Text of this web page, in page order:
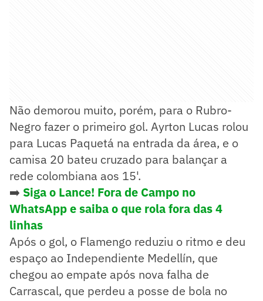
Não demorou muito, porém, para o Rubro-
Negro fazer o primeiro gol. Ayrton Lucas rolou
para Lucas Paquetá na entrada da área, e o
camisa 20 bateu cruzado para balançar a
rede colombiana aos 15'.
➡️ Siga o Lance! Fora de Campo no
WhatsApp e saiba o que rola fora das 4
linhas
Após o gol, o Flamengo reduziu o ritmo e deu
espaço ao Independiente Medellín, que
chegou ao empate após nova falha de
Carrascal, que perdeu a posse de bola no